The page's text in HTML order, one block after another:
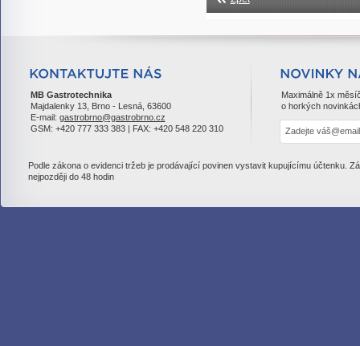
MB Gastrotechnika
Majdalenky 13, Brno - Lesná, 63600
E-mail: gastrobrno@gastrobrno.cz
GSM: +420 777 333 383 | FAX: +420 548 220 310
Maximálně 1x
o horkých
Podle zákona o evidenci tržeb je prodávající povinen vystavit kupujícímu účtenku.
nejpozději do 48 hodin